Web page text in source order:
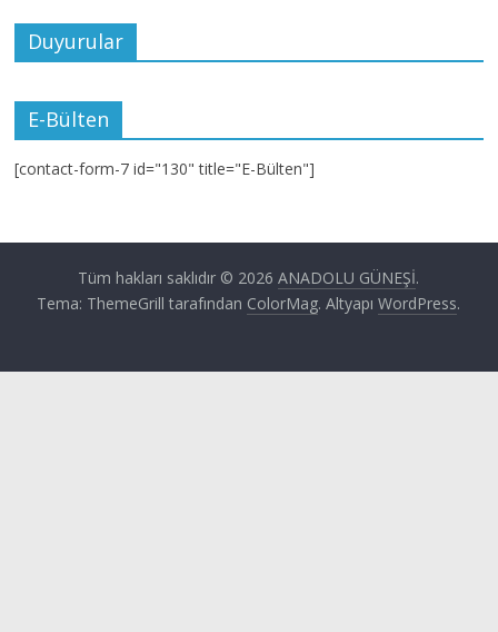
Duyurular
E-Bülten
[contact-form-7 id="130" title="E-Bülten"]
Tüm hakları saklıdır © 2026ANADOLU GÜNEŞİ.
Tema: ThemeGrill tarafından ColorMag. AltyapıWordPress.